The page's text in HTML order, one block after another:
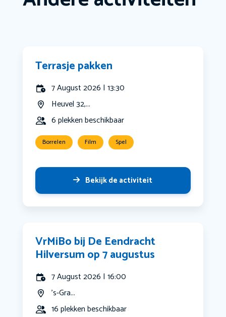
Terrasje pakken
7 August 2026 | 13:30
Heuvel 32,...
6 plekken beschikbaar
Borrelen Film Spel
Bekijk de activiteit
VrMiBo bij De Eendracht
Hilversum op 7 augustus
7 August 2026 | 16:00
's-Gra...
16 plekken beschikbaar